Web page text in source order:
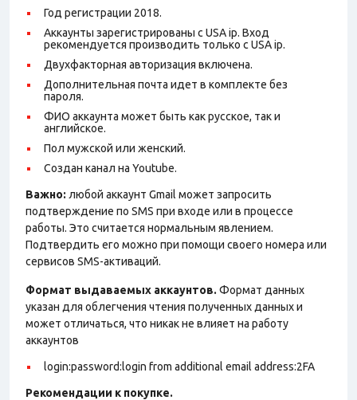
Год регистрации 2018.
Аккаунты зарегистрированы с USA ip. Вход
рекомендуется производить только с USA ip.
Двухфакторная авторизация включена.
Дополнительная почта идет в комплекте без
пароля.
ФИО аккаунта может быть как русское, так и
английское.
Пол мужской или женский.
Создан канал на Youtube.
Важно: любой аккаунт Gmail может запросить
подтверждение по SMS при входе или в процессе
работы. Это считается нормальным явлением.
Подтвердить его можно при помощи своего номера или
сервисов SMS-активаций.
Формат выдаваемых аккаунтов. Формат данных
указан для облегчения чтения полученных данных и
может отличаться, что никак не влияет на работу
аккаунтов
login:password:login from additional email address:2FA
Рекомендации к покупке.